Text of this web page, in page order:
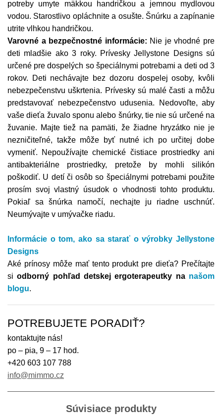
potreby umyte mäkkou handričkou a jemnou mydlovou
vodou. Starostlivo opláchnite a osušte. Šnúrku a zapínanie
utrite vlhkou handričkou.
Varovné a bezpečnostné informácie: Nie je vhodné pre
deti mladšie ako 3 roky. Prívesky Jellystone Designs sú
určené pre dospelých so špeciálnymi potrebami a deti od 3
rokov. Deti nechávajte bez dozoru dospelej osoby, kvôli
nebezpečenstvu uškrtenia. Prívesky sú malé časti a môžu
predstavovať nebezpečenstvo udusenia. Nedovoľte, aby
vaše dieťa žuvalo sponu alebo šnúrky, tie nie sú určené na
žuvanie. Majte tiež na pamäti, že žiadne hryzátko nie je
nezničiteľné, takže môže byť nutné ich po určitej dobe
vymeniť. Nepoužívajte chemické čistiace prostriedky ani
antibakteriálne prostriedky, pretože by mohli silikón
poškodiť. U detí či osôb so špeciálnymi potrebami použite
prosím svoj vlastný úsudok o vhodnosti tohto produktu.
Pokiaľ sa šnúrka namočí, nechajte ju riadne uschnúť.
Neumývajte v umývačke riadu.
Informácie o tom, ako sa starať o výrobky Jellystone
Designs
Aké prínosy môže mať tento produkt pre dieťa? Prečítajte
siodborný pohľad detskej ergoterapeutky na našom
blogu.
POTREBUJETE PORADIŤ?
kontaktujte nás!
po – pia, 9 – 17 hod.
+420 603 107 788
info@mimmo.cz
Súvisiace produkty